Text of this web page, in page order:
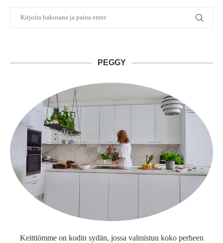
PEGGY
Keittiömme on kodin sydän, jossa valmistuu koko perheen